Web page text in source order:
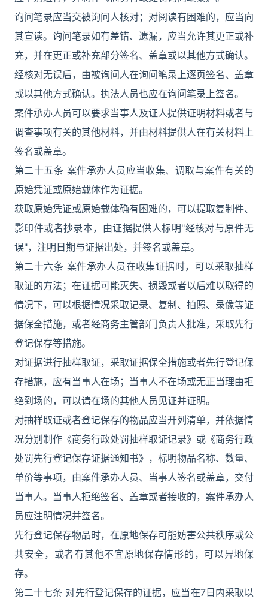
询问笔录应当交被询问人核对；对阅读有困难的，应当向
其宣读。询问笔录如有差错、遗漏，应当允许其更正或补
充，并在更正或补充部分签名、盖章或以其他方式确认。
经核对无误后，由被询问人在询问笔录上逐页签名、盖章
或以其他方式确认。执法人员也应在询问笔录上签名。
案件承办人员可以要求当事人及证人提供证明材料或者与
调查事项有关的其他材料，并由材料提供人在有关材料上
签名或盖章。
第二十五条 案件承办人员应当收集、调取与案件有关的
原始凭证或原始载体作为证据。
获取原始凭证或原始载体确有困难的，可以提取复制件、
影印件或者抄录本，由证据提供人标明"经核对与原件无
误"，注明日期与证据出处，并签名或盖章。
第二十六条 案件承办人员在收集证据时，可以采取抽样
取证的方法；在证据可能灭失、损毁或者以后难以取得的
情况下，可以根据情况采取记录、复制、拍照、录像等证
据保全措施，或者经商务主管部门负责人批准，采取先行
登记保存等措施。
对证据进行抽样取证，采取证据保全措施或者先行登记保
存措施，应有当事人在场；当事人不在场或无正当理由拒
绝到场的，可以请在场的其他人员见证并证明。
对抽样取证或者登记保存的物品应当开列清单，并依据情
况分别制作《商务行政处罚抽样取证记录》或《商务行政
处罚先行登记保存证据通知书》，标明物品名称、数量、
单价等事项，由案件承办人员、当事人签名或盖章，交付
当事人。当事人拒绝签名、盖章或者接收的，案件承办人
员应注明情况并签名。
先行登记保存物品时，在原地保存可能妨害公共秩序或公
共安全，或者有其他不宜原地保存情形的，可以异地保
存。
第二十七条 对先行登记保存的证据，应当在7日内采取以